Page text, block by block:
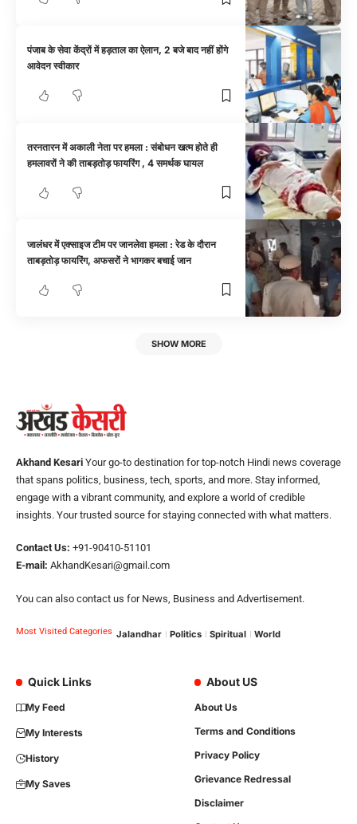
पंजाब के सेवा केंद्रों में हड़ताल का ऐलान, 2 बजे बाद नहीं होंगे
आवेदन स्वीकार
तरनतारन में अकाली नेता पर हमला : संबोधन खत्म होते ही
हमलावरों ने की ताबड़तोड़ फायरिंग , 4 समर्थक घायल
जालंधर में एक्साइज टीम पर जानलेवा हमला : रेड के दौरान
ताबड़तोड़ फायरिंग, अफसरों ने भागकर बचाई जान
SHOW MORE
Akhand Kesari Your go-to destination for top-notch Hindi news coverage
that spans politics, business, tech, sports, and more. Stay informed,
engage with a vibrant community, and explore a world of credible
insights. Your trusted source for staying connected with what matters.
Contact Us: +91-90410-51101
E-mail: AkhandKesari@gmail.com
You can also contact us for News, Business and Advertisement.
Most Visited Categories Jalandhar Politics Spiritual World
Quick Links
My Feed
My Interests
History
My Saves
About US
About Us
Terms and Conditions
Privacy Policy
Grievance Redressal
Disclaimer